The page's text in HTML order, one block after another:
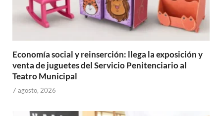
Economía social y reinserción: llega la exposición y
venta de juguetes del Servicio Penitenciario al
Teatro Municipal
7 agosto, 2026